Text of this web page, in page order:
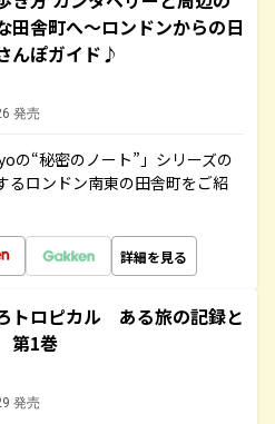
田舎町へ～ロンドンからの日
んぽガイド♪
発売
の“秘密のノート”」シリーズの
るロンドン南東の田舎町をご紹
詳細を見る
トロピカル ある旅の記録と
第1巻
発売